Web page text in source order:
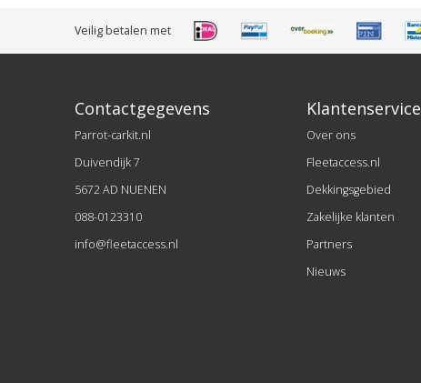
Veilig betalen met
Contactgegevens
Parrot-carkit.nl
Duivendijk 7
5672 AD NUENEN
088-0123310
info@fleetaccess.nl
Klantenservice
Over ons
Fleetaccess.nl
Dekkingsgebied
Zakelijke klanten
Partners
Nieuws